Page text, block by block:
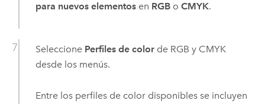
para nuevos elementosen RGBo CMYK.
Seleccione Perfiles de colorde RGB y CMYK
desde los menús.
Entre los perfiles de color disponibles se incluyen